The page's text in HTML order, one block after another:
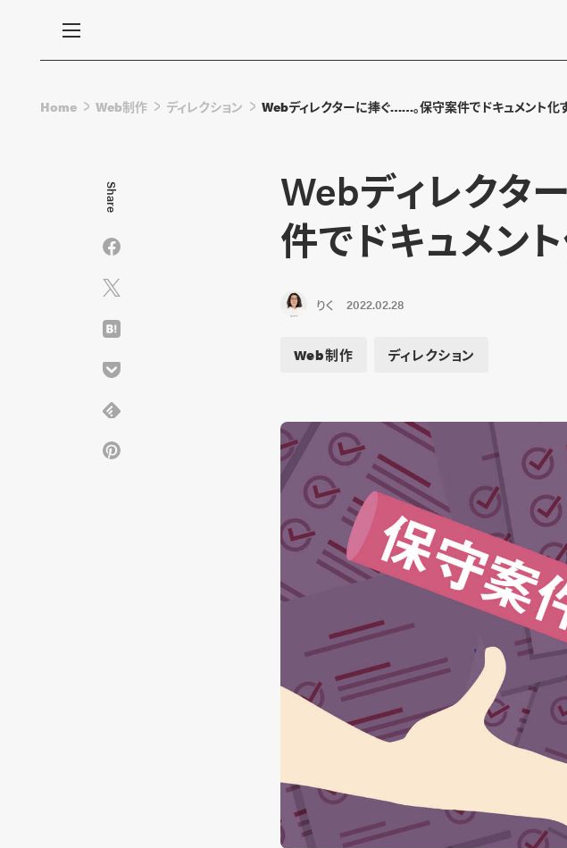
Home Web制作 ディレクション Webディレクターに捧ぐ……。保守案件でドキュメント化
Webディレクタ
件でドキュメン
りく 2022.02.28
Web制作 ディレクション
Share